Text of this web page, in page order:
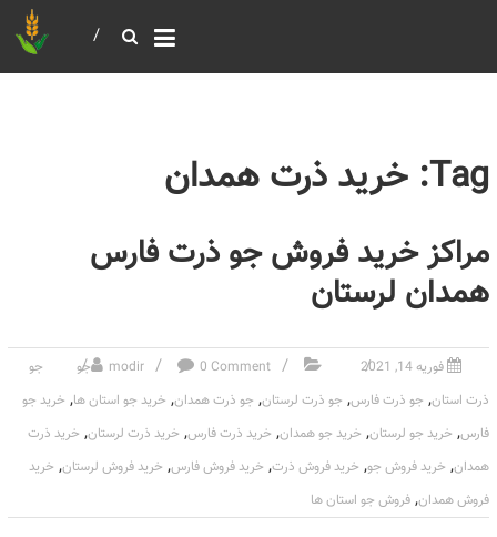
Tag: خرید ذرت همدان
مراکز خرید فروش جو ذرت فارس
همدان لرستان
فوریه 14, 2021 modir 0 Comment جو
جو
ذرت استان, جو ذرت فارس, جو ذرت لرستان, جو ذرت همدان, خرید جو استان ها, خرید جو
فارس, خرید جو لرستان, خرید جو همدان, خرید ذرت فارس, خرید ذرت لرستان, خرید ذرت
همدان, خرید فروش جو, خرید فروش ذرت, خرید فروش فارس, خرید فروش لرستان, خرید
فروش همدان, فروش جو استان ها